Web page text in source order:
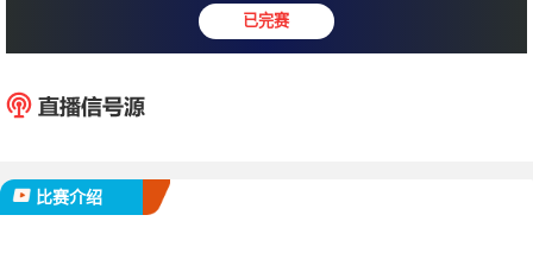
水星 0 : 0 飞
比赛介绍